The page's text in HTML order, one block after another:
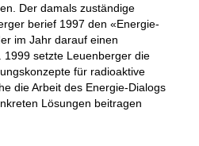
Der damals zuständige
berief 1997 den «Energie-
im Jahr darauf einen
setzte Leuenberger die
für radioaktive
die Arbeit des Energie-Dialogs
Lösungen beitragen